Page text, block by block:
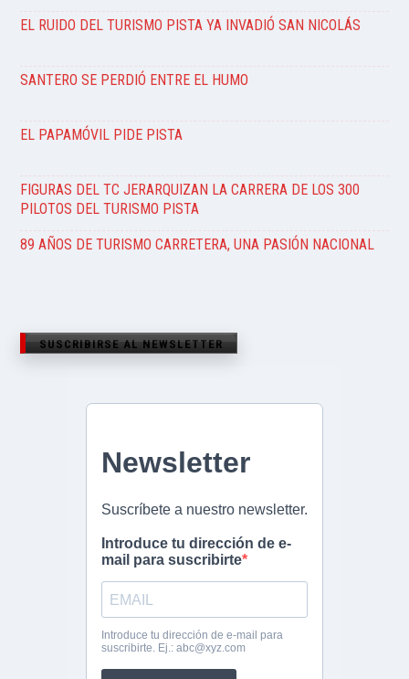
EL RUIDO DEL TURISMO PISTA YA INVADIÓ SAN NICOLÁS
SANTERO SE PERDIÓ ENTRE EL HUMO
EL PAPAMÓVIL PIDE PISTA
FIGURAS DEL TC JERARQUIZAN LA CARRERA DE LOS 300
PILOTOS DEL TURISMO PISTA
89 AÑOS DE TURISMO CARRETERA, UNA PASIÓN NACIONAL
SUSCRIBIRSE AL NEWSLETTER